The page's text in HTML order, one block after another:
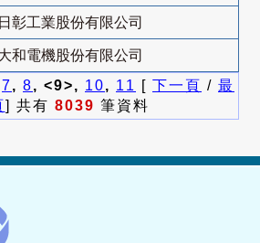
日彰工業股份有限公司
和電機股份有限公司
7, 8, <9>, 10, 11 [ 下一頁 / 最
] 共有 8039 筆資料